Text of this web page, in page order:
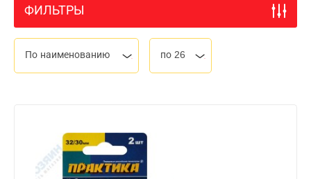
ФИЛЬТРЫ
По наименованию по 26